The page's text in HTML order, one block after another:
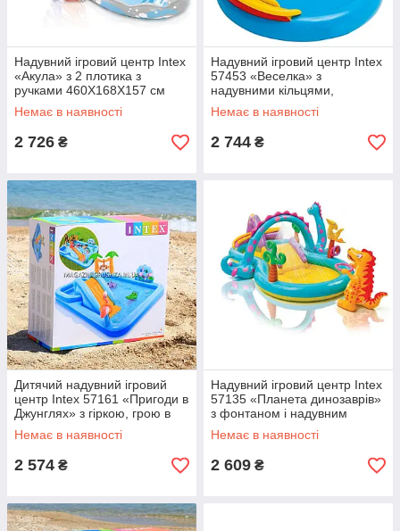
Надувний ігровий центр Intex
«Акула» з 2 плотика з
ручками 460X168X157 см
(57159)
Немає в наявності
2 726 ₴
Надувний ігровий центр Intex
57453 «Веселка» з
надувними кільцями,
фонтаном і гіркою
Немає в наявності
2 744 ₴
Дитячий надувний ігровий
центр Intex 57161 «Пригоди в
Джунглях» з гіркою, грою в
кільця, шаріками, надувними
іграшками,
Немає в наявності
2 574 ₴
Надувний ігровий центр Intex
57135 «Планета динозаврів»
з фонтаном і надувним
кільцем», 333х229х112см,
280л, 8,1 кг, від 3 років
Немає в наявності
2 609 ₴